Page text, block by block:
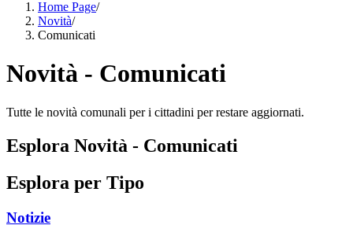
Home Page/
Novità/
Comunicati
Novità - Comunicati
Tutte le novità comunali per i cittadini per restare aggiornati.
Esplora Novità - Comunicati
Esplora per Tipo
Notizie